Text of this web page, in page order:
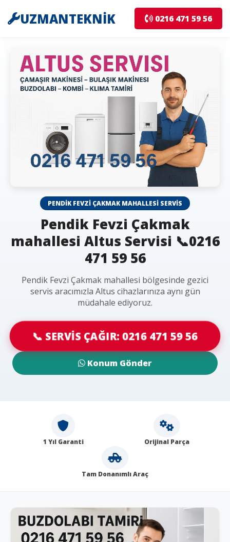
UZMANTEKNİK 0216 471 59 56
PENDIK FEVZI ÇAKMAK MAHALLESI SERVIS
Pendik Fevzi Çakmak
mahallesi Altus Servisi 📞0216
471 59 56
Pendik Fevzi Çakmak mahallesi bölgesinde gezici
servis aracımızla Altus cihazlarınıza aynı gün
müdahale ediyoruz.
📞 SERVİS ÇAĞIR: 0216 471 59 56
Konum Gönder
1 Yıl Garanti Orijinal Parça
Tam Donanımlı Araç